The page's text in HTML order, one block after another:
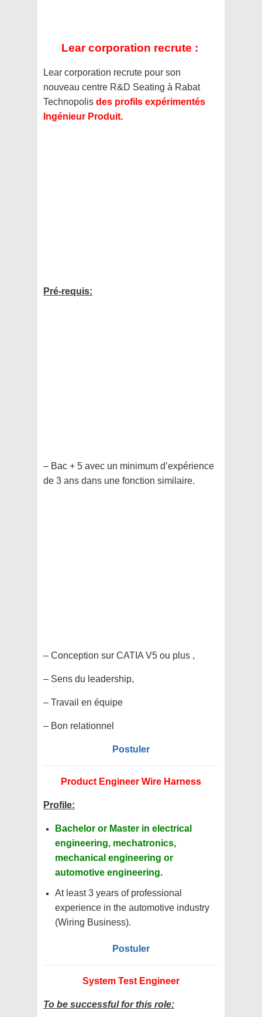
Lear corporation recrute :
Lear corporation recrute pour son
nouveau centre R&D Seating à Rabat
Technopolis des profils expérimentés
Ingénieur Produit.
Pré-requis:
– Bac + 5 avec un minimum d’expérience
de 3 ans dans une fonction similaire.
– Conception sur CATIA V5 ou plus ,
– Sens du leadership,
– Travail en équipe
– Bon relationnel
Postuler
Product Engineer Wire Harness
Profile:
Bachelor or Master in electrical
engineering, mechatronics,
mechanical engineering or
automotive engineering.
At least 3 years of professional
experience in the automotive industry
(Wiring Business).
Postuler
System Test Engineer
To be successful for this role: